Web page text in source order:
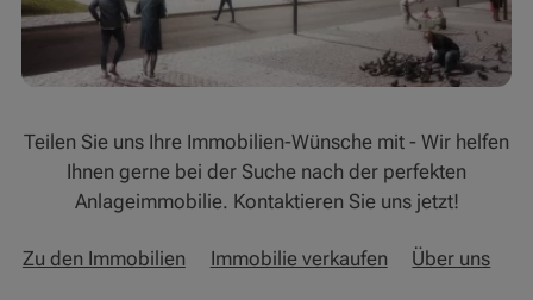
Teilen Sie uns Ihre Immobilien-Wünsche mit - Wir helfen
Ihnen gerne bei der Suche nach der perfekten
Anlageimmobilie. Kontaktieren Sie uns jetzt!
Zu den Immobilien Immobilie verkaufen Über uns